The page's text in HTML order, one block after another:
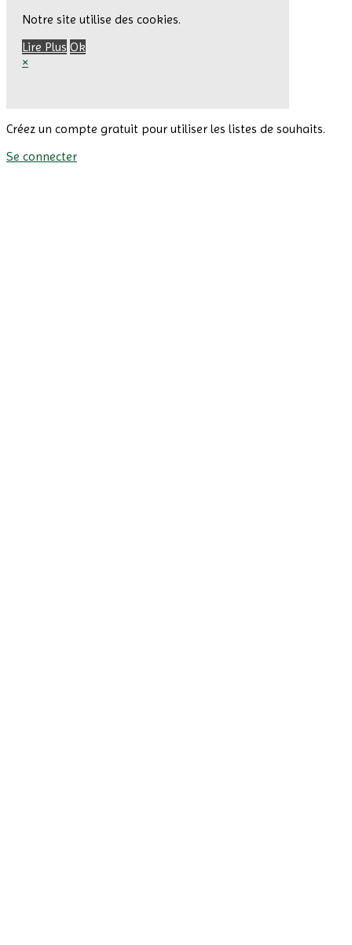
Notre site utilise des cookies.
Lire Plus Ok
×
Créez un compte gratuit pour utiliser les listes de souhaits.
Se connecter